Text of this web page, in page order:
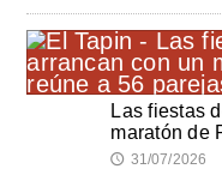
Las fiestas
maratón de
🕔 31/07/2026